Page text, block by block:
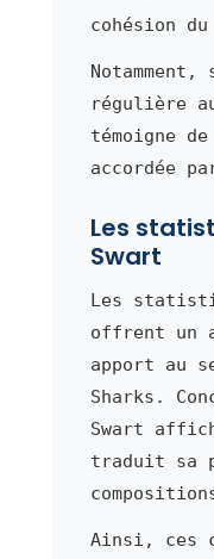
cohésion
régulière
témoigne
accordée
Les
Swart
Les
offrent un
apport au
Sharks.
Swart
traduit sa
Ainsi, ces